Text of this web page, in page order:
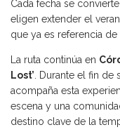
Cada fecha se
eligen extender el
que ya es referencia
La ruta continúa en
Lost’ . Durante el fin
acompaña esta
escena y una
destino clave de la